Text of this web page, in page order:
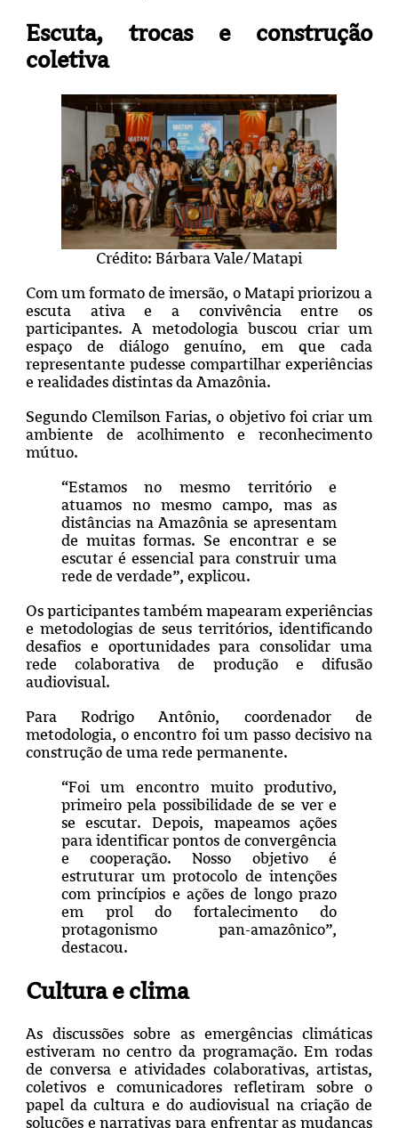
Escuta, trocas e construção
coletiva
Crédito: Bárbara Vale/Matapi
Com um formato de imersão, o Matapi priorizou a
escuta ativa e a convivência entre os
participantes. A metodologia buscou criar um
espaço de diálogo genuíno, em que cada
representante pudesse compartilhar experiências
e realidades distintas da Amazônia.
Segundo Clemilson Farias, o objetivo foi criar um
ambiente de acolhimento e reconhecimento
mútuo.
“Estamos no mesmo território e
atuamos no mesmo campo, mas as
distâncias na Amazônia se apresentam
de muitas formas. Se encontrar e se
escutar é essencial para construir uma
rede de verdade”, explicou.
Os participantes também mapearam experiências
e metodologias de seus territórios, identificando
desafios e oportunidades para consolidar uma
rede colaborativa de produção e difusão
audiovisual.
Para Rodrigo Antônio, coordenador de
metodologia, o encontro foi um passo decisivo na
construção de uma rede permanente.
“Foi um encontro muito produtivo,
primeiro pela possibilidade de se ver e
se escutar. Depois, mapeamos ações
para identificar pontos de convergência
e cooperação. Nosso objetivo é
estruturar um protocolo de intenções
com princípios e ações de longo prazo
em prol do fortalecimento do
protagonismo pan-amazônico”,
destacou.
Cultura e clima
As discussões sobre as emergências climáticas
estiveram no centro da programação. Em rodas
de conversa e atividades colaborativas, artistas,
coletivos e comunicadores refletiram sobre o
papel da cultura e do audiovisual na criação de
soluções e narrativas para enfrentar as mudanças